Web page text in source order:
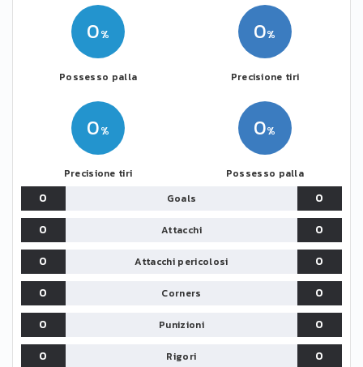
0
Possesso palla
0
Precisione tiri
0
Possesso palla
0
Precisione tiri
0 Goals
0
0
Attacchi
0
0
Attacchi pericolosi
0
0
Corners
0
0
Punizioni
0
0
Rigori 0